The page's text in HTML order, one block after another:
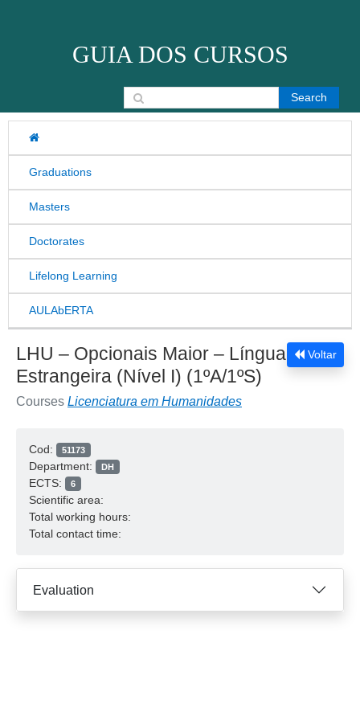
GUIA DOS CURSOS
Graduations
Masters
Doctorates
Lifelong Learning
AULAbERTA
Search for:
Voltar
LHU – Opcionais Maior – Língua
Estrangeira (Nível I) (1ºA/1ºS)
Courses Licenciatura em Humanidades
Cod: 51173
Department: DH
ECTS: 6
Scientific area:
Total working hours:
Total contact time:
Evaluation